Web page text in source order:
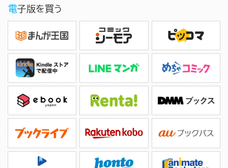
電子版を買う